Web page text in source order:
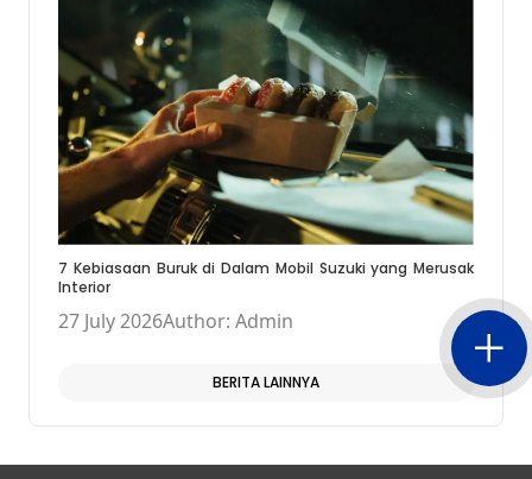
7 Kebiasaan Buruk di Dalam Mobil Suzuki yang Merusak
Interior
27 July 2026Author: Admin
BERITA LAINNYA